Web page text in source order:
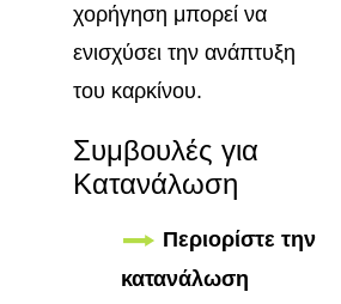
χορήγηση μπορεί να
ενισχύσει την ανάπτυξη
του καρκίνου.
Συμβουλές για
Κατανάλωση
Περιορίστε την
κατανάλωση